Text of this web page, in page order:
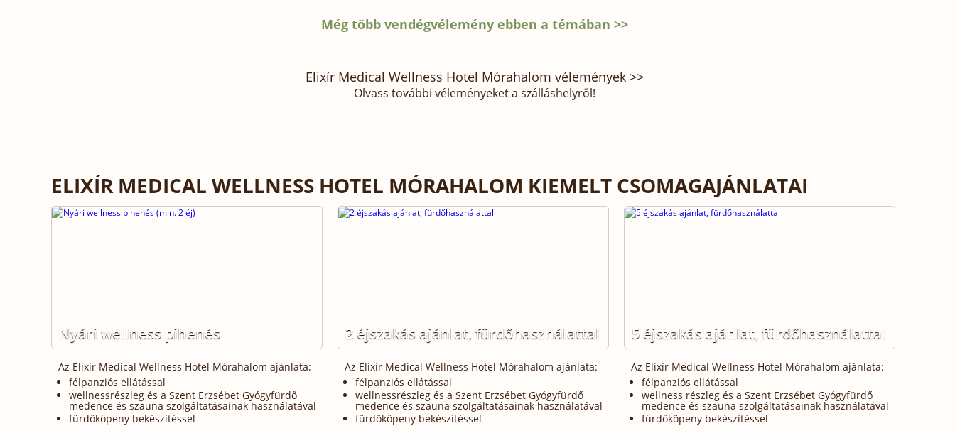
Még több vendégvélemény ebben a témában >>
Elixír Medical Wellness Hotel Mórahalom vélemények >>
Olvass további véleményeket a szálláshelyről!
ELIXÍR MEDICAL WELLNESS HOTEL MÓRAHALOM KIEMELT CSOMAGAJÁNLATAI
Nyári wellness pihenés 2 éjszakás ajánlat, fürdőhasználattal 5 éjszakás ajánlat, fürdőhasználattal
Az Elixír Medical Wellness Hotel Mórahalom ajánlata:
félpanziós ellátással
wellnessrészleg és a Szent Erzsébet Gyógyfürdő
medence és szauna szolgáltatásainak használatával
fürdőköpeny bekészítéssel
Az Elixír Medical Wellness Hotel Mórahalom ajánlata:
félpanziós ellátással
wellnessrészleg és a Szent Erzsébet Gyógyfürdő
medence és szauna szolgáltatásainak használatával
fürdőköpeny bekészítéssel
Az Elixír Medical Wellness Hotel Mórahalom ajánlata:
félpanziós ellátással
wellness részleg és a Szent Erzsébet Gyógyfürdő
medence és szauna szolgáltatásainak használatával
fürdőköpeny bekészítéssel